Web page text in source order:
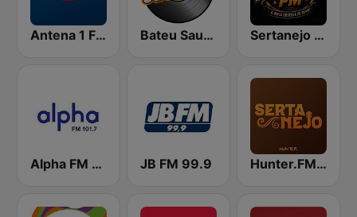
Antena 1 FM Bateu Saudade FM Rádio Flashback Sertanejo FM
Alpha FM 101.7 JB FM 99.9 Hunter.FM - Sertanejo